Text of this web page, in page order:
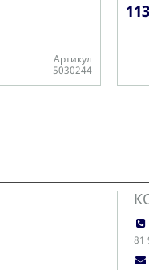
Артикул
5030244
81